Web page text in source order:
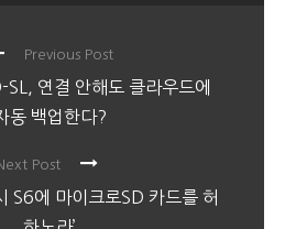
Previous Post
SL, 연결 안해도 클라우드에
동 백업한다?
Post
S6에 마이크로SD 카드를 허